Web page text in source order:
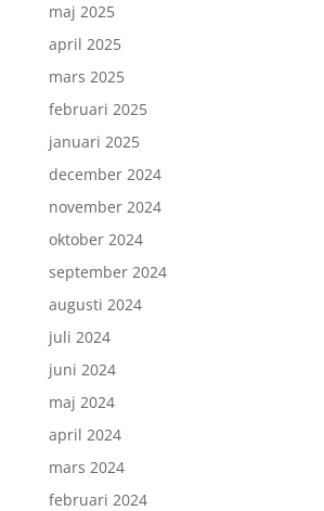
maj 2025
april 2025
mars 2025
februari 2025
januari 2025
december 2024
november 2024
oktober 2024
september 2024
augusti 2024
juli 2024
juni 2024
maj 2024
april 2024
mars 2024
februari 2024